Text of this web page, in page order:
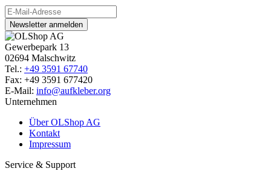
Newsletter anmelden
Gewerbepark 13
02694 Malschwitz
Tel.: +49 3591 67740
Fax: +49 3591 677420
E-Mail: info@aufkleber.org
Unternehmen
Über OLShop AG
Kontakt
Impressum
Service & Support